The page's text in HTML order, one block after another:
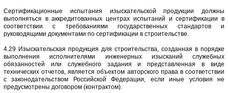
Сертификационные испытания изыскательской продукции должны
выполняться в аккредитованных центрах испытаний и сертификации в
соответствии с требованиями государственных стандартов и
руководящими документами по сертификации в строительстве.
4.29 Изыскательская продукция для строительства, созданная в порядке
выполнения исполнителями инженерных изысканий служебных
обязанностей или служебного задания и представленная в виде
технических отчетов, является объектом авторского права в соответствии
с законодательством Российской Федерации, если иные условия не
предусмотрены договором (контрактом).